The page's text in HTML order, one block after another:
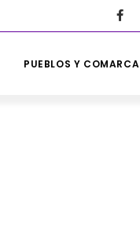
PUEBLOS Y COMARCA